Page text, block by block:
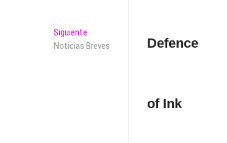
Siguiente
siguiente:
Noticias Breves
Defence
of Ink